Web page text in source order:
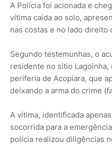
A Polícia foi acionada e
vítima caída ao solo,
nas costas e no lado direito
Segundo testemunhas, o
residente no sítio
periferia de Acopiara, que
deixando a arma do crime
A vítima, identificada
socorrida para a
polícia realizou diligências